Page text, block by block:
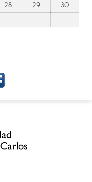
28 29
30